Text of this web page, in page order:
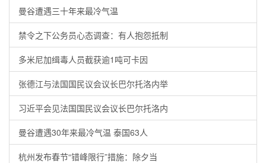
曼谷遭遇三十年来最冷气温
禁令之下公务员心态调查：有人抱怨抵制
多米尼加缉毒人员截获逾1吨可卡因
张德江与法国国民议会议长巴尔托洛内举
习近平会见法国国民议会议长巴尔托洛内
曼谷遭遇30年来最冷气温 泰国63人
杭州发布春节“错峰限行”措施：除夕当